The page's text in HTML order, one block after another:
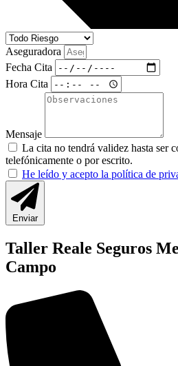
Aseguradora
Fecha Cita
Hora Cita
Mensaje
La cita no tendrá validez hasta ser
telefónicamente o por escrito.
He leído y acepto la política de
Enviar
Taller Reale Seguros
Campo